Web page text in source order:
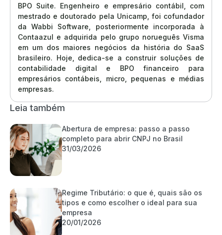
BPO Suite. Engenheiro e empresário contábil, com
mestrado e doutorado pela Unicamp, foi cofundador
da Wabbi Software, posteriormente incorporada à
Contaazul e adquirida pelo grupo norueguês Visma
em um dos maiores negócios da história do SaaS
brasileiro. Hoje, dedica-se a construir soluções de
contabilidade digital e BPO financeiro para
empresários contábeis, micro, pequenas e médias
empresas.
Leia também
Abertura de empresa: passo a passo
completo para abrir CNPJ no Brasil
31/03/2026
Regime Tributário: o que é, quais são os
tipos e como escolher o ideal para sua
empresa
20/01/2026